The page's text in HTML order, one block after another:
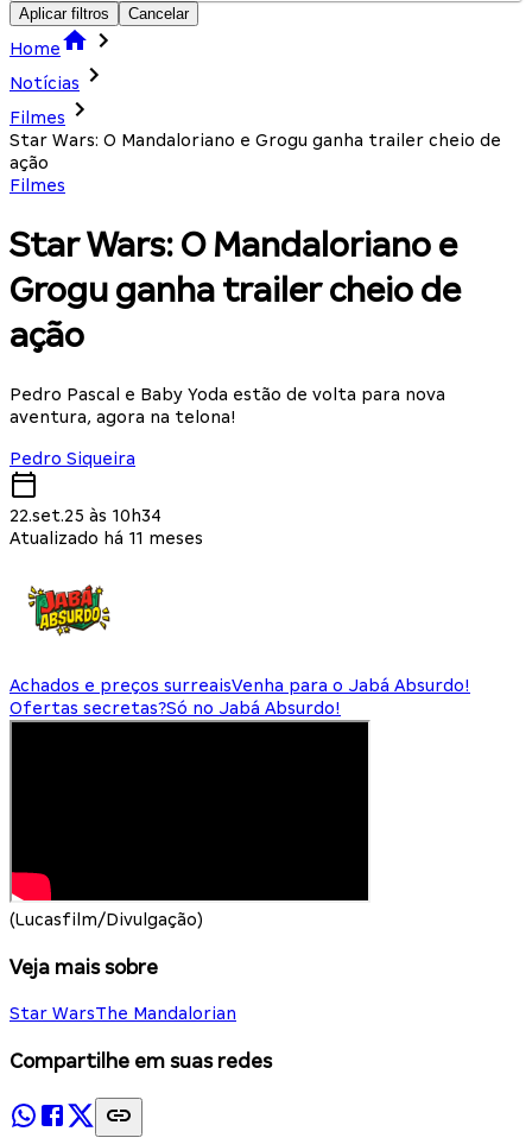
Aplicar filtros Cancelar
Home
Notícias
Filmes
Star Wars: O Mandaloriano e Grogu ganha trailer cheio de
ação
Filmes
Star Wars: O Mandaloriano e
Grogu ganha trailer cheio de
ação
Pedro Pascal e Baby Yoda estão de volta para nova
aventura, agora na telona!
Pedro Siqueira
22.set.25 às 10h34
Atualizado há 11 meses
Achados e preços surreaisVenha para o Jabá Absurdo!
Ofertas secretas?Só no Jabá Absurdo!
(Lucasfilm/Divulgação)
Veja mais sobre
Star WarsThe Mandalorian
Compartilhe em suas redes